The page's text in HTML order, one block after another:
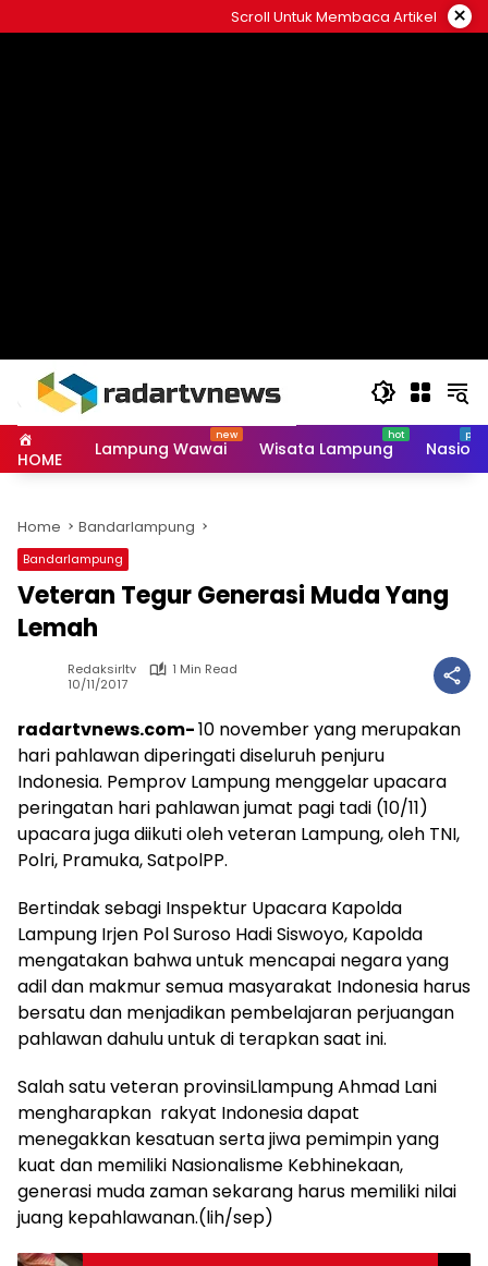
to
Scroll Untuk Membaca Artikel ×
HOME Lampung Wawai Wisata Lampung
Home Bandarlampung
Bandarlampung
Veteran Tegur Generasi Muda Yang
Lemah
Redaksirltv
1 Min Read
10/11/2017
radartvnews.com-10 november yang merupakan
hari pahlawan diperingati diseluruh penjuru
Indonesia. Pemprov Lampung menggelar upacara
peringatan hari pahlawan jumat pagi tadi (10/11)
upacara juga diikuti oleh veteran Lampung, oleh TNI,
Polri, Pramuka, SatpolPP.
Bertindak sebagi Inspektur Upacara Kapolda
Lampung Irjen Pol Suroso Hadi Siswoyo, Kapolda
mengatakan bahwa untuk mencapai negara yang
adil dan makmur semua masyarakat Indonesia harus
bersatu dan menjadikan pembelajaran perjuangan
pahlawan dahulu untuk di terapkan saat ini.
Salah satu veteran provinsiLlampung Ahmad Lani
mengharapkan rakyat Indonesia dapat
menegakkan kesatuan serta jiwa pemimpin yang
kuat dan memiliki Nasionalisme Kebhinekaan,
generasi muda zaman sekarang harus memiliki nilai
juang kepahlawanan.(lih/sep)